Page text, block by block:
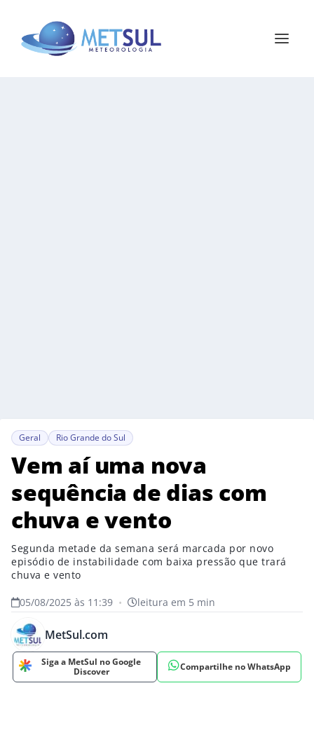
Geral Rio Grande do Sul
Vem aí uma nova
sequência de dias com
chuva e vento
Segunda metade da semana será marcada por novo
episódio de instabilidade com baixa pressão que trará
chuva e vento
05/08/2025 às 11:39 • leitura em 5 min
MetSul.com
Siga a MetSul no Google
Discover
Compartilhe no WhatsApp